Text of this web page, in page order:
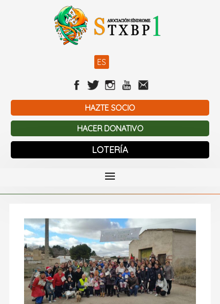
ES
HAZTE SOCIO
HACER DONATIVO
LOTERÍA